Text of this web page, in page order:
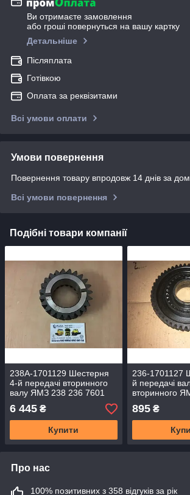
Ви отримаєте замовлення
або гроші повернуться на вашу картку
Детальніше
Післяплата
Готівкою
Оплата за реквізитами
Всі умови оплати
Умови повернення
Повернення товару впродовж 14 днів за
Всі умови повернення
Подібні товари компанії
238А-1701129 Шестерня
4-й передачі вторинного
валу ЯМЗ 238 236 7601
(Z=23)
6 445 ₴
Купити
236-1701127
й передачі
вторинного
(Z=47) (2-й
895₴
Про нас
100% позитивних з 358 відгуків за рік